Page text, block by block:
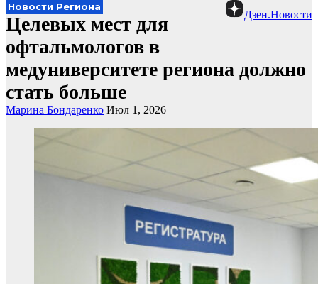
Дзен.Новости
Новости Региона
Целевых мест для
офтальмологов в
медуниверситете региона должно
стать больше
Марина Бондаренко Июл 1, 2026